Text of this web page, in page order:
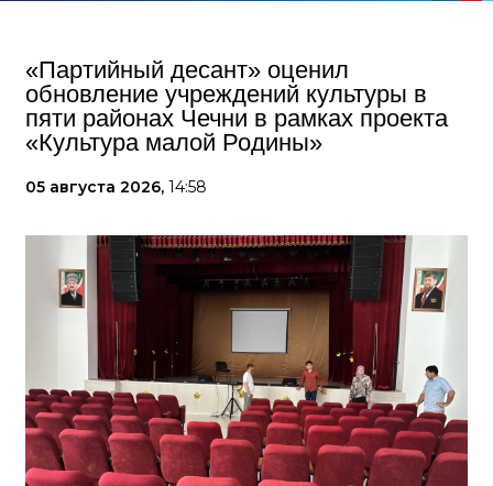
«Партийный десант» оценил
обновление учреждений культуры в
пяти районах Чечни в рамках проекта
«Культура малой Родины»
05 августа 2026, 14:58